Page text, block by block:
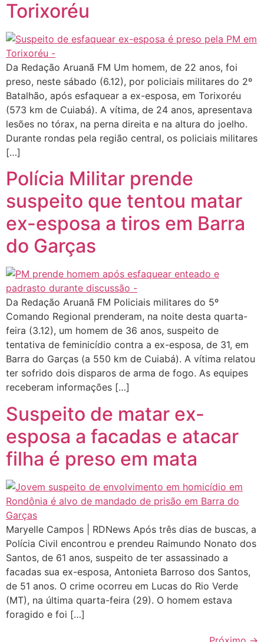
Torixoréu
Da Redação Aruanã FM Um homem, de 22 anos, foi
preso, neste sábado (6.12), por policiais militares do 2º
Batalhão, após esfaquear a ex-esposa, em Torixoréu
(573 km de Cuiabá). A vítima, de 24 anos, apresentava
lesões no tórax, na perna direita e na altura do joelho.
Durante rondas pela região central, os policiais militares
[…]
Polícia Militar prende
suspeito que tentou matar
ex-esposa a tiros em Barra
do Garças
Da Redação Aruanã FM Policiais militares do 5º
Comando Regional prenderam, na noite desta quarta-
feira (3.12), um homem de 36 anos, suspeito de
tentativa de feminicídio contra a ex-esposa, de 31, em
Barra do Garças (a 550 km de Cuiabá). A vítima relatou
ter sofrido dois disparos de arma de fogo. As equipes
receberam informações […]
Suspeito de matar ex-
esposa a facadas e atacar
filha é preso em mata
Maryelle Campos | RDNews Após três dias de buscas, a
Polícia Civil encontrou e prendeu Raimundo Nonato dos
Santos, de 61 anos, suspeito de ter assassinado a
facadas sua ex-esposa, Antonieta Barroso dos Santos,
de 51 anos. O crime ocorreu em Lucas do Rio Verde
(MT), na última quarta-feira (29). O homem estava
foragido e foi […]